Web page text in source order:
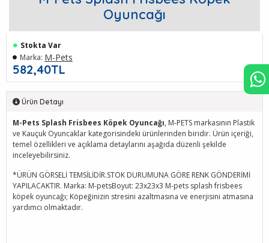
Oyuncağı
582,40TL
Stokta Var
Marka: M-Pets
Ürün Detayı
M-Pets Splash Frisbees Köpek Oyuncağı, M-PETS markasının Plastik
ve Kauçuk Oyuncaklar kategorisindeki ürünlerinden biridir. Ürün içeriği,
temel özellikleri ve açıklama detaylarını aşağıda düzenli şekilde
inceleyebilirsiniz.
*ÜRÜN GÖRSELİ TEMSİLİDİR.STOK DURUMUNA GÖRE RENK GÖNDERİMİ
YAPILACAKTIR. Marka: M-petsBoyut: 23x23x3 M-pets splash frisbees
köpek oyuncağı; Köpeğinizin stresini azaltmasına ve enerjisini atmasına
yardımcı olmaktadır.